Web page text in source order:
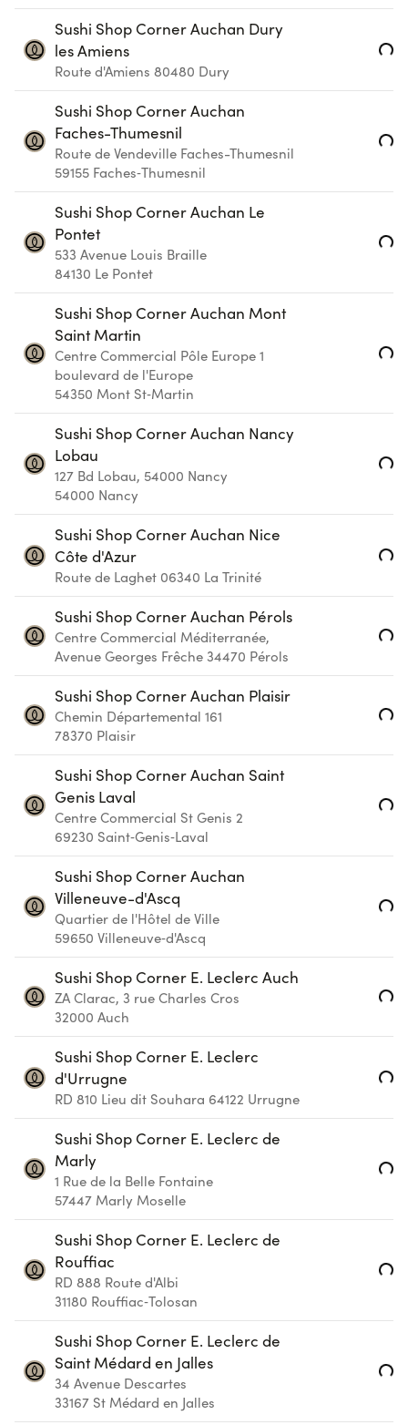
Sushi Shop Corner Auchan Dury
les Amiens
Route d'Amiens 80480 Dury Loading...
Sushi Shop Corner Auchan
Faches-Thumesnil
Route de Vendeville Faches-Thumesnil
59155 Faches‑Thumesnil
Loading...
Sushi Shop Corner Auchan Le
Pontet
533 Avenue Louis Braille
84130 Le Pontet
Loading...
Sushi Shop Corner Auchan Mont
Saint Martin
Centre Commercial Pôle Europe 1
boulevard de l'Europe
54350 Mont St‑Martin
Loading...
Sushi Shop Corner Auchan Nancy
Lobau
127 Bd Lobau, 54000 Nancy
54000 Nancy
Loading...
Sushi Shop Corner Auchan Nice
Côte d'Azur
Route de Laghet 06340 La Trinité Loading...
Sushi Shop Corner Auchan Pérols
Centre Commercial Méditerranée,
Avenue Georges Frêche 34470 Pérols Loading...
Sushi Shop Corner Auchan Plaisir
Chemin Départemental 161
78370 Plaisir Loading...
Sushi Shop Corner Auchan Saint
Genis Laval
Centre Commercial St Genis 2
69230 Saint‑Genis‑Laval
Loading...
Sushi Shop Corner Auchan
Villeneuve-d'Ascq
Quartier de l'Hôtel de Ville
59650 Villeneuve‑d'Ascq
Loading...
Sushi Shop Corner E. Leclerc Auch
ZA Clarac, 3 rue Charles Cros
32000 Auch Loading...
Sushi Shop Corner E. Leclerc
d'Urrugne
RD 810 Lieu dit Souhara 64122 Urrugne Loading...
Sushi Shop Corner E. Leclerc de
Marly
1 Rue de la Belle Fontaine
57447 Marly Moselle
Loading...
Sushi Shop Corner E. Leclerc de
Rouffiac
RD 888 Route d'Albi
31180 Rouffiac‑Tolosan
Loading...
Sushi Shop Corner E. Leclerc de
Saint Médard en Jalles
34 Avenue Descartes
33167 St Médard en Jalles
Loading...